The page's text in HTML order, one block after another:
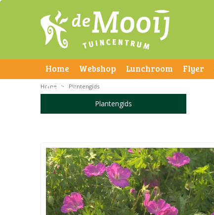
Home Webshop Lunchroom Flyer
Contact
Home > Plantengids
Plantengids